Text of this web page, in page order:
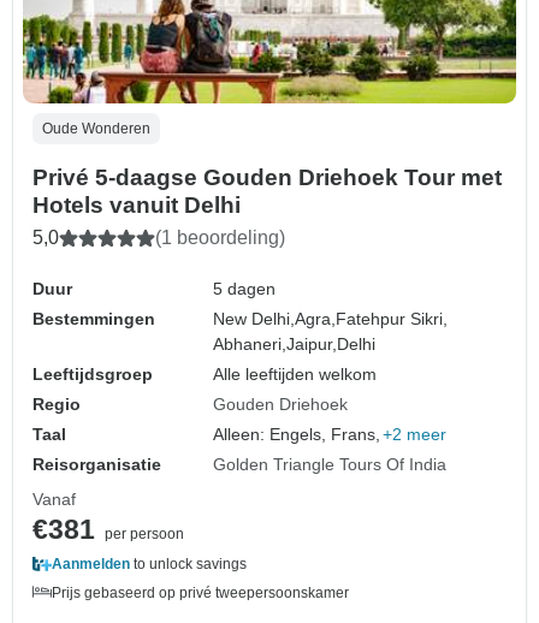
Oude Wonderen
Privé 5-daagse Gouden Driehoek Tour met
Hotels vanuit Delhi
5,0 (1 beoordeling)
Duur
5 dagen
Bestemmingen
New Delhi,Agra,Fatehpur Sikri,
Abhaneri,Jaipur,Delhi
Leeftijdsgroep
Alle leeftijden welkom
Regio
Gouden Driehoek
Taal
Alleen: Engels, Frans, +2 meer
Reisorganisatie
Golden Triangle Tours Of India
Vanaf
€381 per persoon
Aanmelden to unlock savings
Prijs gebaseerd op privé tweepersoonskamer